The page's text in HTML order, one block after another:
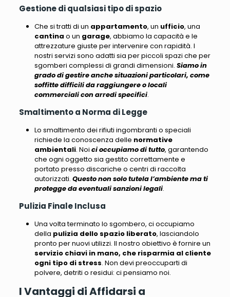
Gestione di qualsiasi tipo di spazio
Che si tratti di un appartamento, un ufficio, una
cantina o un garage, abbiamo la capacità e le
attrezzature giuste per intervenire con rapidità. I
nostri servizi sono adatti sia per piccoli spazi che per
sgomberi complessi di grandi dimensioni. Siamo in
grado di gestire anche situazioni particolari, come
soffitte difficili da raggiungere o locali
commerciali con arredi specifici.
Smaltimento a Norma di Legge
Lo smaltimento dei rifiuti ingombranti o speciali
richiede la conoscenza delle normative
ambientali. Noi ci occupiamo di tutto, garantendo
che ogni oggetto sia gestito correttamente e
portato presso discariche o centri di raccolta
autorizzati. Questo non solo tutela l’ambiente ma ti
protegge da eventuali sanzioni legali.
Pulizia Finale Inclusa
Una volta terminato lo sgombero, ci occupiamo
della pulizia dello spazio liberato, lasciandolo
pronto per nuovi utilizzi. Il nostro obiettivo è fornire un
servizio chiavi in ​​mano, che risparmia al cliente
ogni tipo di stress. Non devi preoccuparti di
polvere, detriti o residui: ci pensiamo noi.
I Vantaggi di Affidarsi a